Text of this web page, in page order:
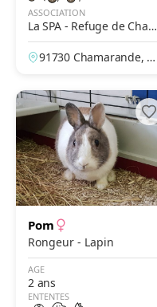
ASSOCIATION
La SPA - Refuge de Cham
arande
91730 Chamarande, Es
Pom
Rongeur - Lapin
AGE
2 ans
ENTENTES